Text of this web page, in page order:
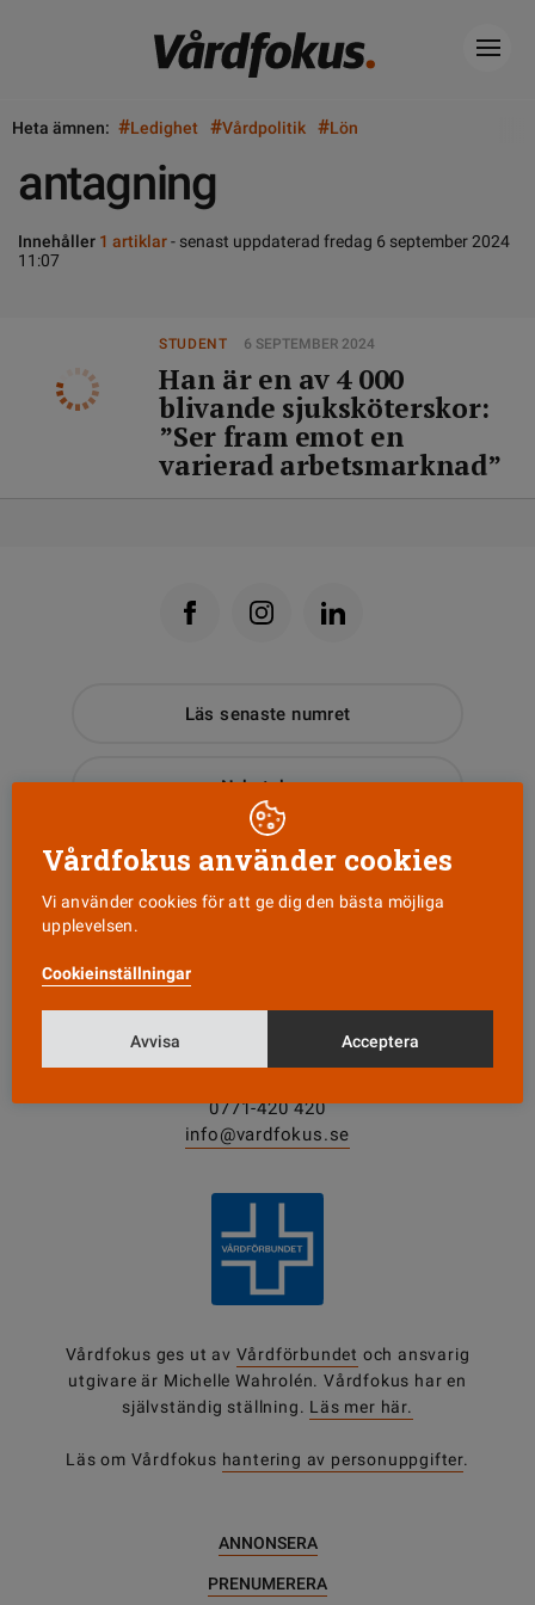
Heta ämnen: #Ledighet #Vårdpolitik #Lön
antagning
Innehåller 1 artiklar- senast uppdaterad fredag 6 september 2024
11:07
STUDENT 6 SEPTEMBER 2024
Han är en av 4 000
blivande sjuksköterskor:
”Ser fram emot en
varierad arbetsmarknad”
Läs senaste numret
Nyhetsbrev
Tipsa oss!
0771-420 420
info@vardfokus.se
Vårdfokus ges ut av Vårdförbundet och ansvarig
utgivare är Michelle Wahrolén. Vårdfokus har en
självständig ställning. Läs mer här.
Läs om Vårdfokus hantering av personuppgifter.
ANNONSERA
PRENUMERERA
Vårdfokus använder cookies
Vi använder cookies för att ge dig den bästa möjliga
upplevelsen.
Cookieinställningar
Avvisa Acceptera